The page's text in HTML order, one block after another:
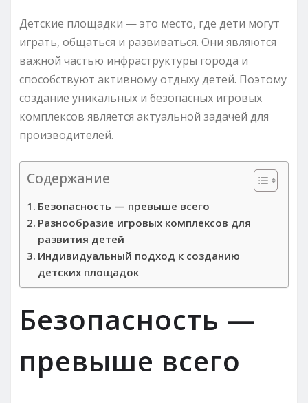
Детские площадки — это место, где дети могут
играть, общаться и развиваться. Они являются
важной частью инфраструктуры города и
способствуют активному отдыху детей. Поэтому
создание уникальных и безопасных игровых
комплексов является актуальной задачей для
производителей.
Содержание
Безопасность — превыше всего
Разнообразие игровых комплексов для
развития детей
Индивидуальный подход к созданию
детских площадок
Безопасность —
превыше всего